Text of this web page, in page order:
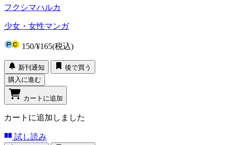
フクシマハルカ
少女・女性マンガ
150/¥165(税込)
新刊通知
後で買う
購入に進む
カートに追加
カートに追加しました
試し読み